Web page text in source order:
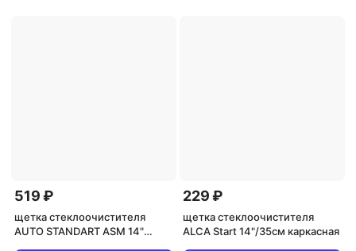
519 ₽
щетка стеклоочистителя
AUTO STANDART ASM 14"
229 ₽
щетка стеклоочистителя
ALCA Start 14"/35см каркасная